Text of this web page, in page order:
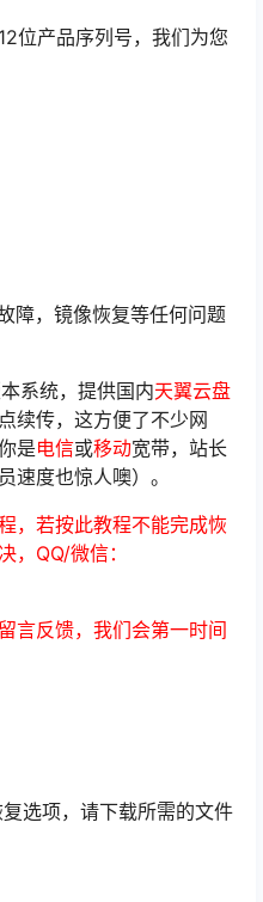
位产品序列号，我们为您
障，镜像恢复等任何问题
系统，提供国内天翼云盘
续传，这方便了不少网
是电信或移动宽带，站长
速度也惊人噢）。
，若按此教程不能完成恢
，QQ/微信：
言反馈，我们会第一时间
选项，请下载所需的文件